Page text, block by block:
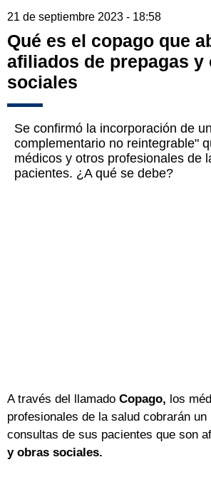
21 de septiembre 2023 - 18:58
Qué es el copago que
afiliados de prepagas y
sociales
Se confirmó la incorporación de
complementario no reintegrable"
médicos y otros profesionales de
pacientes. ¿A qué se debe?
A través del llamado Copago, los
profesionales de la salud cobrarán
consultas de sus pacientes que son
y obras sociales.